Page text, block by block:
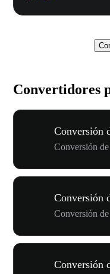
Convertidores
Conversión
Conversión
Conversión
Conversión
Conversión